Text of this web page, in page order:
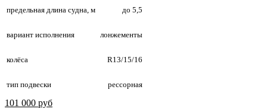
предельная длина судна, м до 5,5
вариант исполнения лонжементы
колёса R13/15/16
тип подвески рессорная
101 000 руб